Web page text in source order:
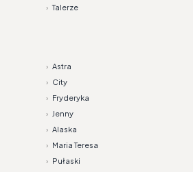
› Talerze
› Astra
› City
› Fryderyka
› Jenny
› Alaska
› Maria Teresa
› Pułaski